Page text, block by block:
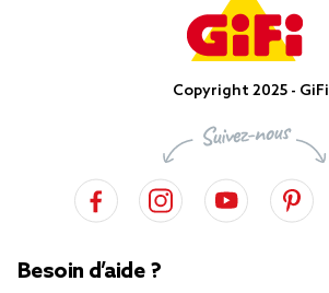
Copyright 2025 - GiFi
Besoin d’aide ?